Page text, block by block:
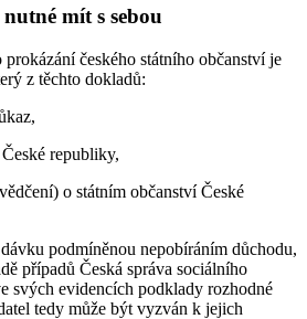
mít s sebou
českého státního občanství je
z těchto dokladů:
republiky,
o státním občanství České
podmíněnou nepobíráním důchodu,
případů Česká správa sociálního
svých evidencích podklady rozhodné
tedy může být vyzván k jejich